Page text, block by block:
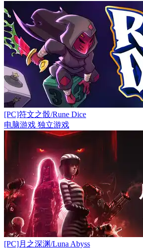
[PC]符文之骰/Rune Dice
电脑游戏 独立游戏
[PC]月之深渊/Luna Abyss